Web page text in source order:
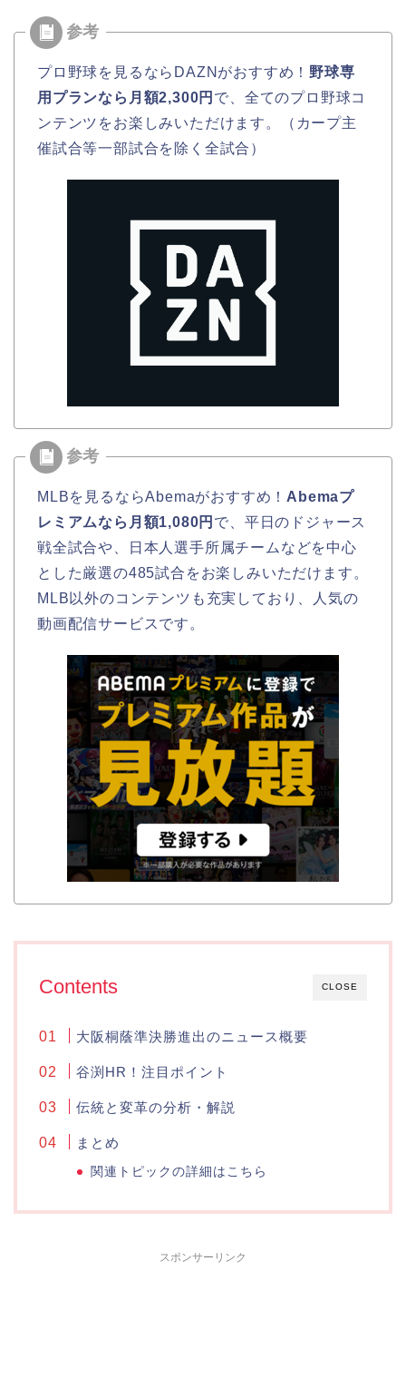
プロ野球を見るならDAZNがおすすめ！ 野球専
用プランなら月額2,300円 で、全てのプロ野球コ
ンテンツをお楽しみいただけます。（カープ主
催試合等一部試合を除く全試合）
MLBを見るならAbemaがおすすめ！ Abemaプ
レミアムなら月額1,080円 で、平日のドジャース
戦全試合や、日本人選手所属チームなどを中心
とした厳選の485試合をお楽しみいただけます。
MLB以外のコンテンツも充実しており、人気の
動画配信サービスです。
CLOSE
Contents
大阪桐蔭準決勝進出のニュース概要
谷渕HR！注目ポイント
伝統と変革の分析・解説
まとめ
関連トピックの詳細はこちら
スポンサーリンク